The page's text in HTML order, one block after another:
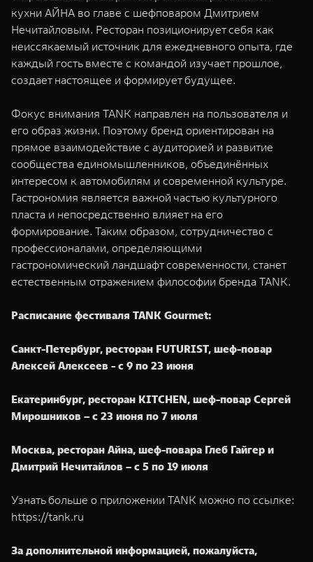
кухни АЙНА во главе с шефповаром Дмитрием
Нечитайловым. Ресторан позиционирует себя как
неиссякаемый источник для ежедневного опыта, где
каждый гость вместе с командой изучает прошлое,
создает настоящее и формирует будущее.
Фокус внимания TANK направлен на пользователя и
его образ жизни. Поэтому бренд ориентирован на
прямое взаимодействие с аудиторией и развитие
сообщества единомышленников, объединённых
интересом к автомобилям и современной культуре.
Гастрономия является важной частью культурного
пласта и непосредственно влияет на его
формирование. Таким образом, сотрудничество с
профессионалами, определяющими
гастрономический ландшафт современности, станет
естественным отражением философии бренда TANK.
Расписание фестиваля TANK Gourmet:
Санкт-Петербург, ресторан FUTURIST, шеф-повар
Алексей Алексеев - с 9 по 23 июня
Екатеринбург, ресторан KITCHEN, шеф-повар Сергей
Мирошников – с 23 июня по 7 июля
Москва, ресторан Айна, шеф-повара Глеб Гайгер и
Дмитрий Нечитайлов – с 5 по 19 июля
Узнать больше о приложении TANK можно по ссылке:
https://tank.ru
За дополнительной информацией, пожалуйста,